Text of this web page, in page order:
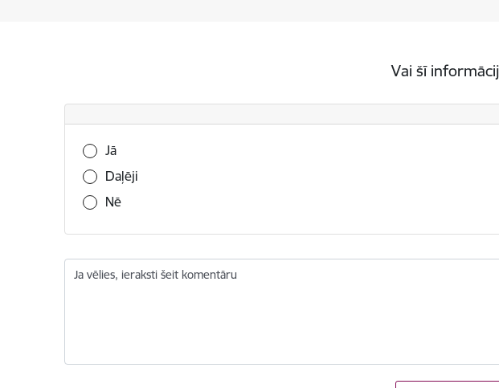
Vai šī
Vai šī informācija bija noderīga?
Jā
Daļēji
Nē
Ja vēlies, ieraksti šeit komentāru